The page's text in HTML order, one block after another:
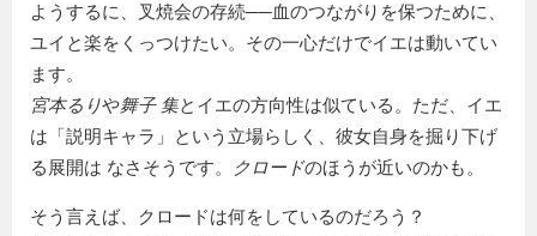
ようするに、叉焼会の存続──血のつながりを保つために、
ユイと楽をくっつけたい。その一心だけでイエは動いてい
ます。
宮本るりや舞子 集とイエの方向性は似ている。ただ、イエ
は「説明キャラ」という立場らしく、彼女自身を掘り下げ
る展開は なさそうです。
クロードのほうが近いのかも。
そう言えば、クロードは何をしているのだろう？